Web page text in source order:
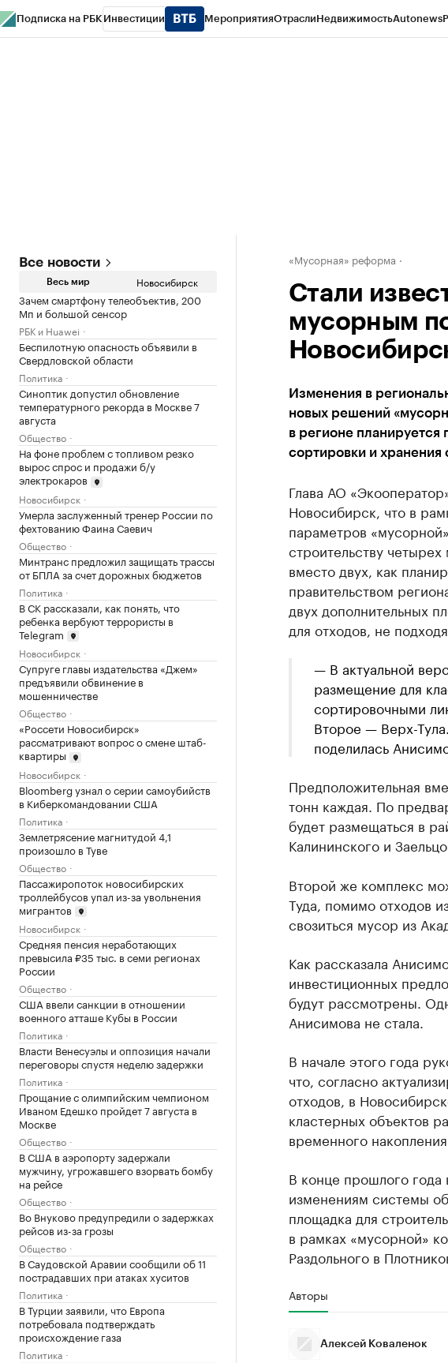
Подписка на РБК Инвестиции МероприятияОтраслиНедвижимостьAutonews
Все новости
Весь мир Новосибирск
Зачем смартфону телеобъектив, 200
Мп и большой сенсор
РБК и Huawei
Беспилотную опасность объявили в
Свердловской области
Политика
Синоптик допустил обновление
температурного рекорда в Москве 7
августа
Общество
На фоне проблем с топливом резко
вырос спрос и продажи б/у
электрокаров
Новосибирск
Умерла заслуженный тренер России по
фехтованию Фаина Саевич
Общество
Минтранс предложил защищать трассы
от БПЛА за счет дорожных бюджетов
Политика
В СК рассказали, как понять, что
ребенка вербуют террористы в
Telegram
Новосибирск
Супруге главы издательства «Джем»
предъявили обвинение в
мошенничестве
Общество
«Россети Новосибирск»
рассматривают вопрос о смене штаб-
квартиры
Новосибирск
Bloomberg узнал о серии самоубийств
в Киберкомандовании США
Политика
Землетрясение магнитудой 4,1
произошло в Туве
Общество
Пассажиропоток новосибирских
троллейбусов упал из-за увольнения
мигрантов
Новосибирск
Средняя пенсия неработающих
превысила ₽35 тыс. в семи регионах
России
Общество
США ввели санкции в отношении
военного атташе Кубы в России
Политика
Власти Венесуэлы и оппозиция начали
переговоры спустя неделю задержки
Политика
Прощание с олимпийским чемпионом
Иваном Едешко пройдет 7 августа в
Москве
Общество
В США в аэропорту задержали
мужчину, угрожавшего взорвать бомбу
на рейсе
Общество
Во Внуково предупредили о задержках
рейсов из-за грозы
Общество
В Саудовской Аравии сообщили об 11
пострадавших при атаках хуситов
Политика
В Турции заявили, что Европа
потребовала подтверждать
происхождение газа
Политика
«Мусорная» реформа
Стали
мусорным
Изменения в
новых решений
в регионе планируется
сортировки и хранения
Глава АО
Новосибирск, что в
параметров
строительству
вместо двух, как
правительством
двух дополнительных
для отходов, не
— В актуальной
размещение для
сортировочными
Второе — Верх-
поделилась
Предположительная
тонн каждая. По
будет размещаться в
Калининского и
Второй же комплекс
Туда, помимо отходов
свозиться мусор из
Как рассказала
инвестиционных
будут рассмотрены.
Анисимова не стала.
В начале этого года
что, согласно
отходов, в
кластерных объектов
временного
В конце прошлого года
изменениям системы
площадка для
в рамках «мусорной»
Раздольного в
Авторы
Алексей Коваленок